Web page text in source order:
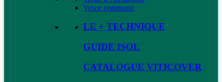
Vesce commune
LE + TECHNIQUE
GUIDE ISOL
CATALOGUE VITICOVER